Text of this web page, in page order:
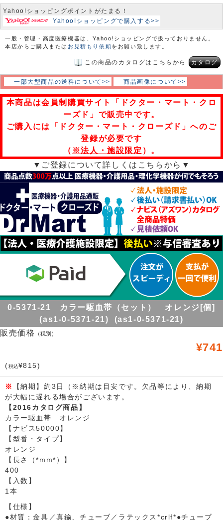
Yahoo!ショッピングポイントがたまる！
Yahoo!ショッピングで購入する>>
一般・管理・高度医療機器は、Yahoo!ショッピングで扱っておりません。
本店からご購入または お見積もり依頼をお願い致します。
この商品のカタログはこちらから カタログ
一部大型商品の送料について>> 商品画像について>>
本商品は会員制購買サイト「ドクター・マート・クロ
ーズド」で販売中です。
ご購入には「ドクター・マート・クローズド」へのご
登録が必要です
（ ※法人・施設限定 ）。
▼ご登録について詳しくはこちらから▼
0-5371-21 カラー駆血帯（セット） オレンジ[個]
(as1-0-5371-21) (as1-0-5371-21)
販売価格
（税別）
¥741
(税込¥815)
※
【納期】約3日（※納期は目安です。欠品等により、納期
が大幅に遅れる場合がございます。
【2016カタログ商品】
カラー駆血帯 オレンジ
【ナビス50000】
【型番・タイプ】
オレンジ
【長さ（*mm*）】
400
【入数】
1本
【仕様】
●材質：金具／真鍮、チューブ／ラテックス*crlf*●チューブ